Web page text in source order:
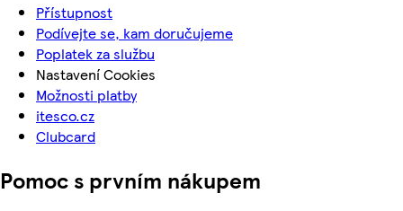
Přístupnost
Podívejte se, kam doručujeme
Poplatek za službu
Nastavení Cookies
Možnosti platby
itesco.cz
Clubcard
Pomoc s prvním nákupem